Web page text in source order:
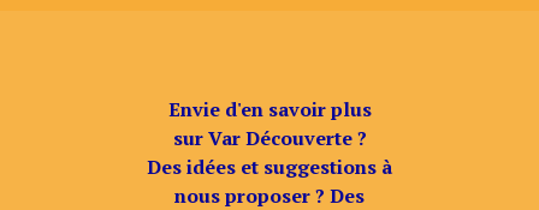
Envie d'en savoir plus
sur Var Découverte ?
Des idées et suggestions à
nous proposer ? Des